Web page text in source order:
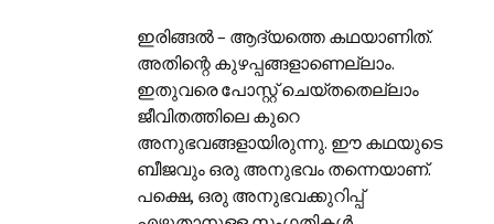
ഇരിങ്ങല്‍ – ആദ്യത്തെ കഥയാണിത്.
അതിന്റെ കുഴപ്പങ്ങളാണെല്ലാം.
ഇതുവരെ പോസ്റ്റ് ചെയ്തതെല്ലാം
ജീവിതത്തിലെ കുറെ
അനുഭവങ്ങളായിരുന്നു. ഈ കഥയുടെ
ബീജവും ഒരു അനുഭവം തന്നെയാണ്.
പക്ഷെ, ഒരു അനുഭവക്കുറിപ്പ്